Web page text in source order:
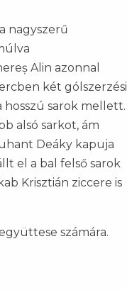
nagyszerű
Alin azonnal
két gólszerzési
hosszú sarok mellett.
alsó sarkot, ám
Deáky kapuja
el a bal felső sarok
Krisztián ziccere is
számára.